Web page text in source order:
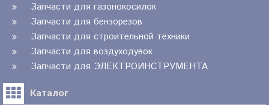
Запчасти для газонокосилок
Запчасти для бензорезов
Запчасти для строительной техники
Запчасти для воздуходувок
Запчасти для ЭЛЕКТРОИНСТРУМЕНТА
Каталог